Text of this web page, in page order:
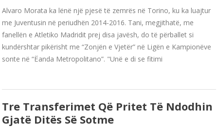
Alvaro Morata ka lënë një pjesë të zemrës në Torino, ku ka luajtur
me Juventusin në periudhën 2014-2016. Tani, megjithatë, me
fanellën e Atletiko Madridit prej disa javësh, do të përballet si
kundërshtar pikërisht me “Zonjën e Vjetër” në Ligën e Kampionëve
sonte në “Ëanda Metropolitano”. "Unë e di se fitimi
Tre Transferimet Që Pritet Të Ndodhin
Gjatë Ditës Së Sotme